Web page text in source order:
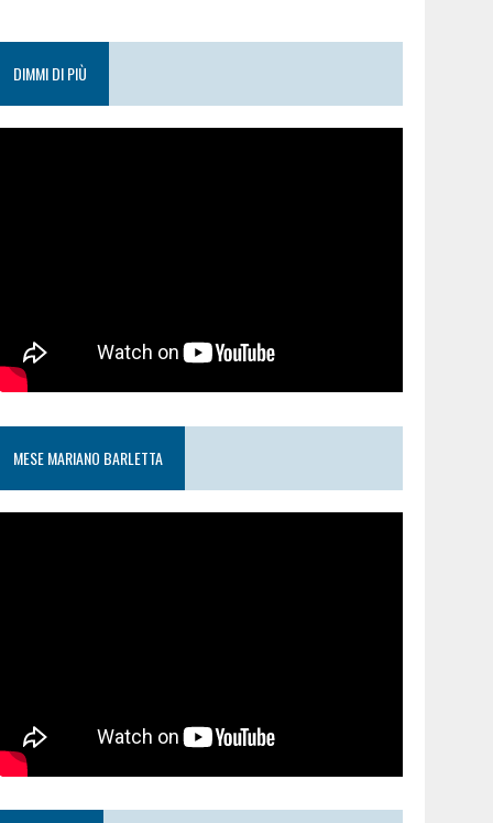
DIMMI DI PIÙ
MESE MARIANO BARLETTA